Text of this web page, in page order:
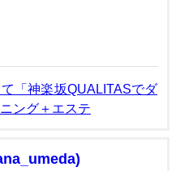
「神楽坂QUALITASでダ
ング＋エステ